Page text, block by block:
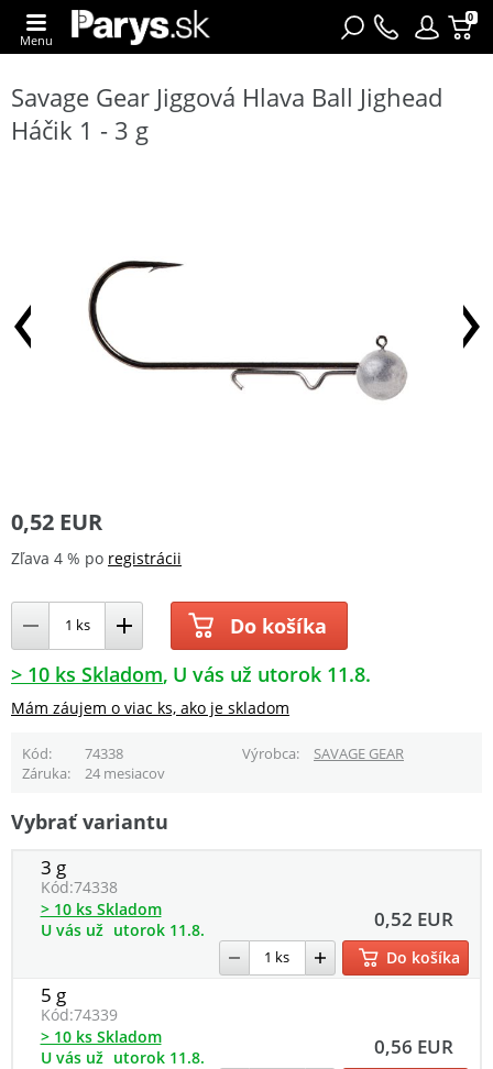
0
Menu
Savage Gear Jiggová Hlava Ball Jighead
Háčik 1 - 3 g
0,52 EUR
Zľava 4 % po registrácii
Do košíka
> 10 ks Skladom U vás už utorok 11.8.
Mám záujem o viac ks, ako je skladom
Kód 74338 Výrobca
SAVAGE GEAR
Záruka
24 mesiacov
Vybrať variantu
3 g
Kód:74338
0,52 EUR
> 10 ks Skladom
U vás už utorok 11.8.
Do košíka
5 g
Kód:74339
0,56 EUR
> 10 ks Skladom
U vás už utorok 11.8.